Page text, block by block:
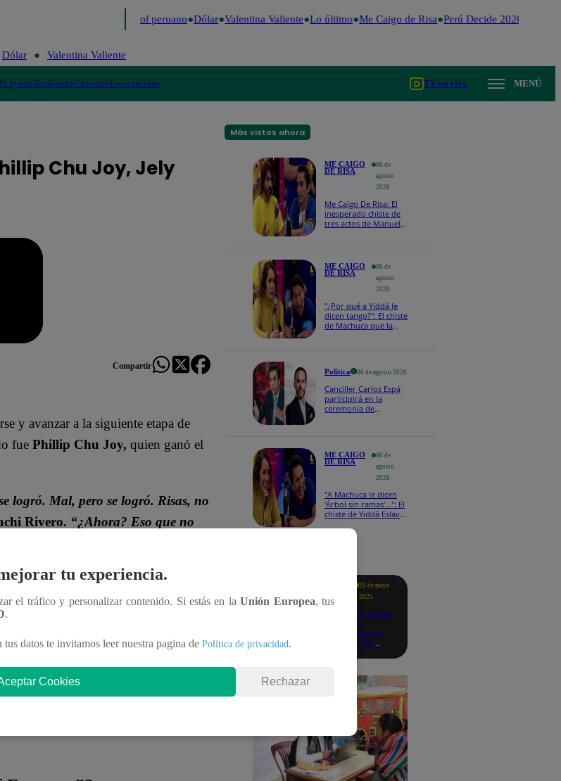
Fútbol peruano Dólar Valentina Valiente Lo último Me Caigo de Risa Perú Decide 2026
Dólar Valentina Valiente
ayudoTendenciasDeportesEspectáculos TV en vivo MENÚ
Chu Joy, Jely
Compartir
y avanzar a la siguiente etapa de
fue Phillip Chu Joy, quien ganó el
logró. Mal, pero se logró. Risas, no
Rivero. “¿Ahora? Eso que no
noche.
Gran Chef Famosos, La
no ser enviados a la Noche de
Más vistos ahora
ME CAIGO
DE RISA
06 de
agosto
2026
Me Caigo De Risa: El
inesperado chiste de
tres actos de Manuel
ME CAIGO
DE RISA
06 de
agosto
2026
"¿Por qué a Yiddá le
dicen tango?": El chiste
de Machuca que la
Política 06 de agosto 2026
Canciller Carlos Espá
participirá en la
ceremonia de
ME CAIGO
DE RISA
06 de
agosto
2026
"A Machuca le dicen
'Árbol sin ramas'...": El
chiste de Yiddá Eslava
risa a todos
26 de mayo
2025
Revisa si tienes
deudas
consultando
con tu DNI:
detalles
tu experiencia.
el tráfico y personalizar contenido. Si estás en laUnión Europea, tus
.
datos te invitamos leer nuestra pagina de Política de privacidad.
Cookies Rechazar